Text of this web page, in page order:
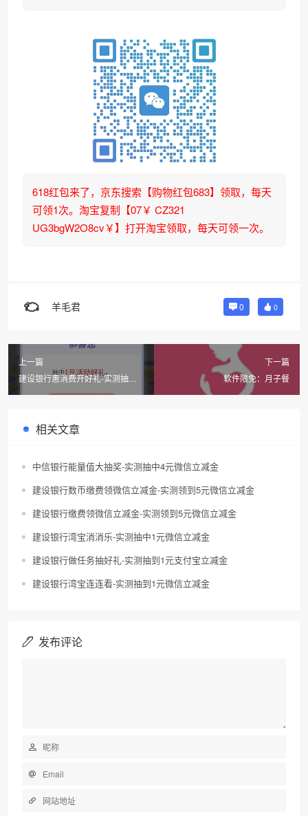
618红包来了，京东搜索【购物红包683】领取，每天
可领1次。淘宝复制【07￥ CZ321
UG3bgW2O8cv￥】打开淘宝领取，每天可领一次。
羊毛君 0 0
上一篇
建设银行惠消费开好礼-实测抽中1
下一篇
软件限免：月子餐
相关文章
中信银行能量值大抽奖-实测抽中4元微信立减金
建设银行数币缴费领微信立减金-实测领到5元微信立减金
建设银行缴费领微信立减金-实测领到5元微信立减金
建设银行湾宝消消乐-实测抽中1元微信立减金
建设银行做任务抽好礼-实测抽到1元支付宝立减金
建设银行湾宝连连看-实测抽到1元微信立减金
发布评论